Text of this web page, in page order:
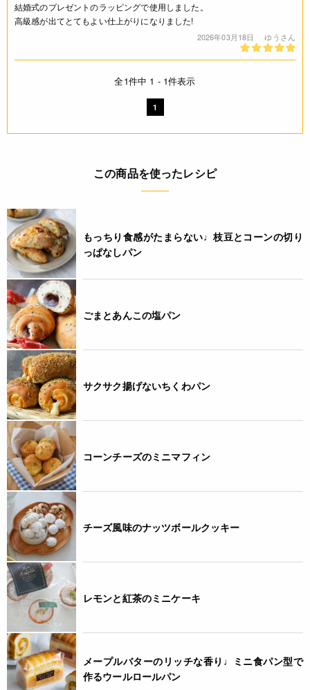
結婚式のプレゼントのラッピングで使用しました。
高級感が出てとてもよい仕上がりになりました!
2026年03月18日 ゆうさん
全1件中 1 - 1件表示
1
この商品を使ったレシピ
もっちり食感がたまらない♩枝豆とコーンの切り
っぱなしパン
ごまとあんこの塩パン
サクサク揚げないちくわパン
コーンチーズのミニマフィン
チーズ風味のナッツボールクッキー
レモンと紅茶のミニケーキ
メープルバターのリッチな香り♩ミニ食パン型で
作るウールロールパン